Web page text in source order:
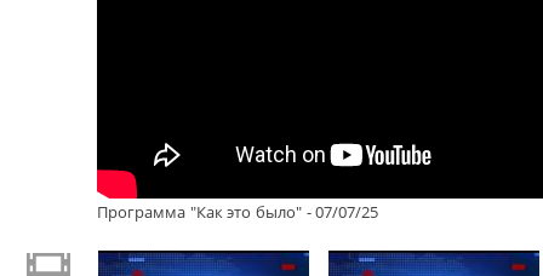
Программа "Как это было" - 07/07/25